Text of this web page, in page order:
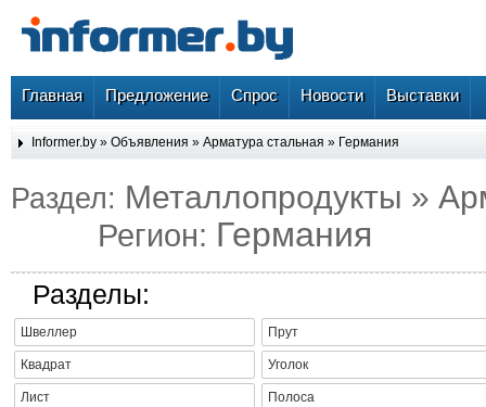
Главная Предложение Спрос Новости Выставки
Informer.by » Объявления » Арматура стальная » Германия
Раздел: Металлопродукты »
Регион: Германия
Разделы:
Швеллер Прут
Квадрат Уголок
Лист Полоса